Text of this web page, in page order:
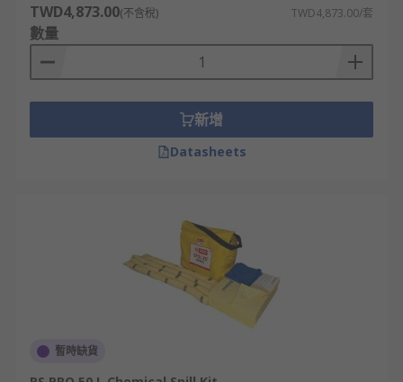
TWD4,873.00(不含稅) TWD4,873.00/套
數量
新增
Datasheets
暫時缺貨